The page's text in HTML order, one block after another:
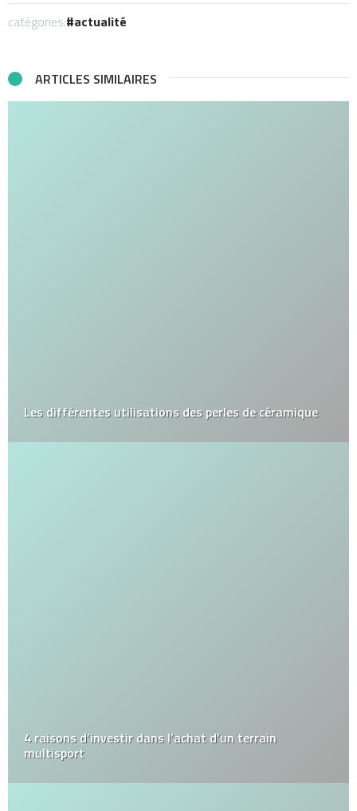
catégories: actualité
ARTICLES SIMILAIRES
Les différentes utilisations des perles de céramique
4 raisons d’investir dans l’achat d’un terrain
multisport